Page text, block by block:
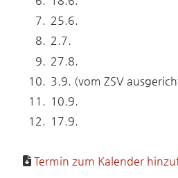
25.6.
2.7.
27.8.
3.9. (vom ZSV
10.9.
17.9.
Termin zum Kalender